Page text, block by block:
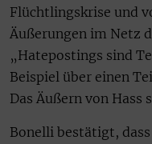
Flüchtlingskrise und
Äußerungen im Netz
„Hatepostings sind
Beispiel über einen
Das Äußern von Hass
Bonelli bestätigt,